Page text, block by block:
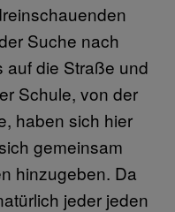
Suche nach
auf die Straße und
Schule, von der
haben sich hier
gemeinsam
hinzugeben. Da
jeder jeden